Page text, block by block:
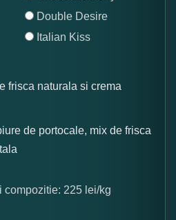
Double Desire
Italian Kiss
frisca naturala si crema
de portocale, mix de frisca
compozitie: 225 lei/kg